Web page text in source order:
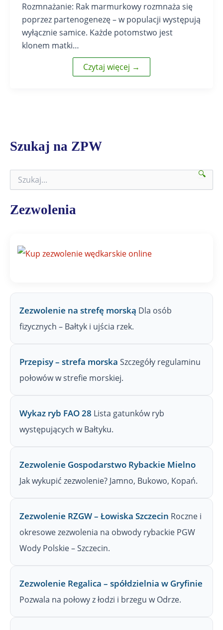
Rozmnażanie: Rak marmurkowy rozmnaża się
poprzez partenogenezę – w populacji występują
wyłącznie samice. Każde potomstwo jest
klonem matki…
Czytaj więcej →
Szukaj na ZPW
k
a
🔍
Zezwolenia
Zezwolenie na strefę morską Dla osób
fizycznych – Bałtyk i ujścia rzek.
Przepisy – strefa morska Szczegóły regulaminu
połowów w strefie morskiej.
Wykaz ryb FAO 28 Lista gatunków ryb
występujących w Bałtyku.
Zezwolenie Gospodarstwo Rybackie Mielno
Jak wykupić zezwolenie? Jamno, Bukowo, Kopań.
Zezwolenie RZGW – Łowiska Szczecin Roczne i
okresowe zezwolenia na obwody rybackie PGW
Wody Polskie – Szczecin.
Zezwolenie Regalica – spółdzielnia w Gryfinie
Pozwala na połowy z łodzi i brzegu w Odrze.